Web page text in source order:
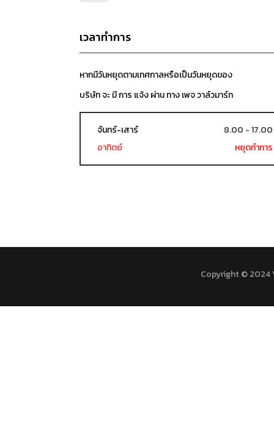
เวลาทำการ
หากมีวันหยุดตามเทศกาลหรือเป็นวันหยุดของ
บริษัท จะ มี การ แจ้ง ผ่าน ทาง เพจ วาล์วมาร์ท
จันทร์-เสาร์
8.00 - 17.00
อาทิตย์
หยุดทำการ
Copyright © 2024